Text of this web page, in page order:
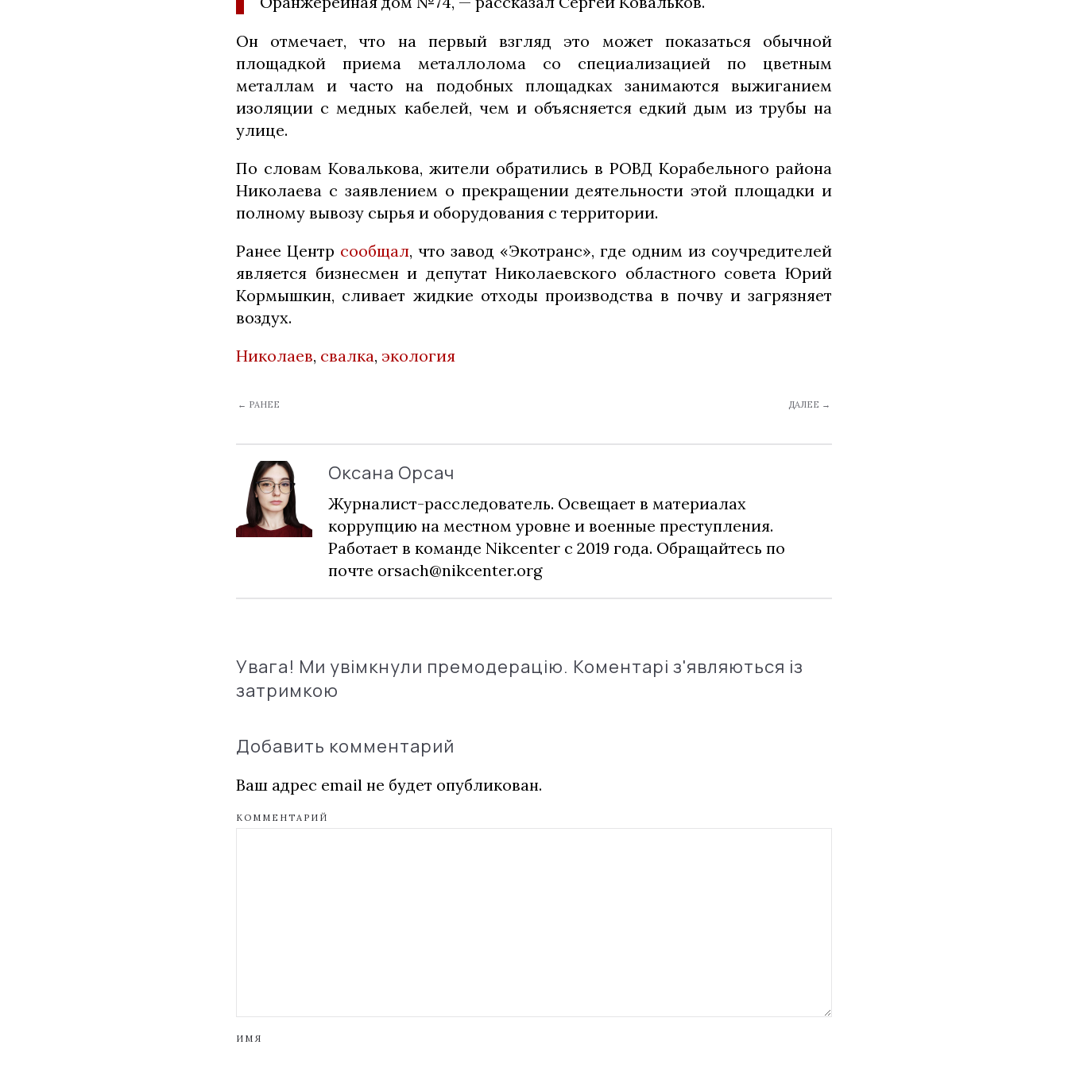
Он отмечает, что на первый взгляд это может показаться обычной
площадкой приема металлолома со специализацией по цветным
металлам и часто на подобных площадках занимаются выжиганием
изоляции с медных кабелей, чем и объясняется едкий дым из трубы на
улице.
По словам Ковалькова, жители обратились в РОВД Корабельного района
Николаева с заявлением о прекращении деятельности этой площадки и
полному вывозу сырья и оборудования с территории.
Ранее Центр сообщал, что завод «Экотранс», где одним из соучредителей
является бизнесмен и депутат Николаевского областного совета Юрий
Кормышкин, сливает жидкие отходы производства в почву и загрязняет
воздух.
Николаев, свалка, экология
← РАНЕЕ ДАЛЕЕ →
Оксана Орсач
Журналист-расследователь. Освещает в материалах
коррупцию на местном уровне и военные преступления.
Работает в команде Nikcenter с 2019 года. Обращайтесь по
почте orsach@nikcenter.org
Увага! Ми увімкнули премодерацію. Коментарі з'являються із
затримкою
Добавить комментарий
Ваш адрес email не будет опубликован.
КОММЕНТАРИЙ
ИМЯ